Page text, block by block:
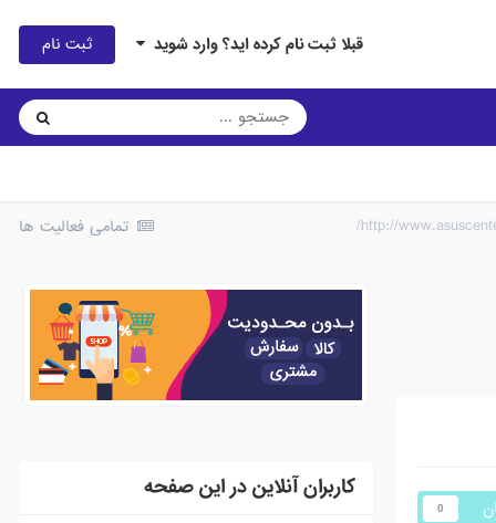
قبلا ثبت نام کرده اید؟ وارد شوید ثبت نام
تمامی فعالیت ها
0
کاربران آنلاین در این صفحه